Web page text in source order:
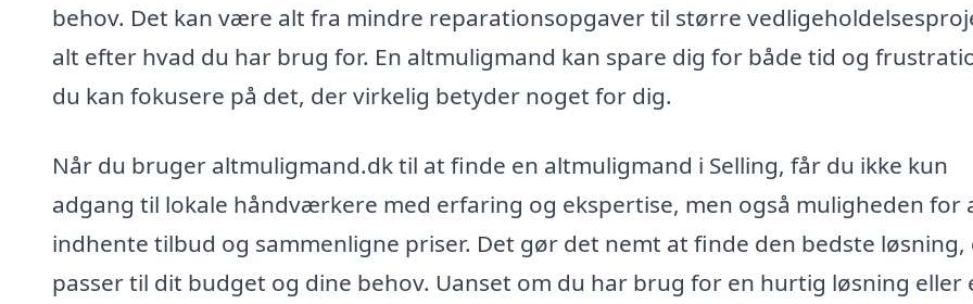
behov. Det kan være alt fra mindre reparationsopgaver til større
alt efter hvad du har brug for. En altmuligmand kan spare dig for både tid og
du kan fokusere på det, der virkelig betyder noget for dig.
Når du bruger altmuligmand.dk til at finde en altmuligmand i Selling, får du ikke kun
adgang til lokale håndværkere med erfaring og ekspertise, men også muligheden for
indhente tilbud og sammenligne priser. Det gør det nemt at finde den bedste løsning,
passer til dit budget og dine behov. Uanset om du har brug for en hurtig løsning eller